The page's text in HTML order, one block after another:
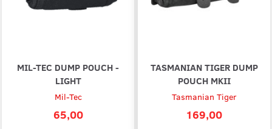
MIL-TEC DUMP POUCH -
LIGHT
Mil-Tec
65,00
TASMANIAN TIGER DUMP
POUCH MKII
Tasmanian Tiger
169,00